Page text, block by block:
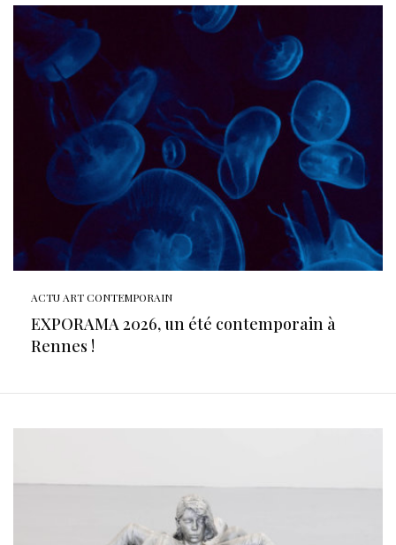
ACTU ART CONTEMPORAIN
EXPORAMA 2026, un été contemporain à
Rennes !